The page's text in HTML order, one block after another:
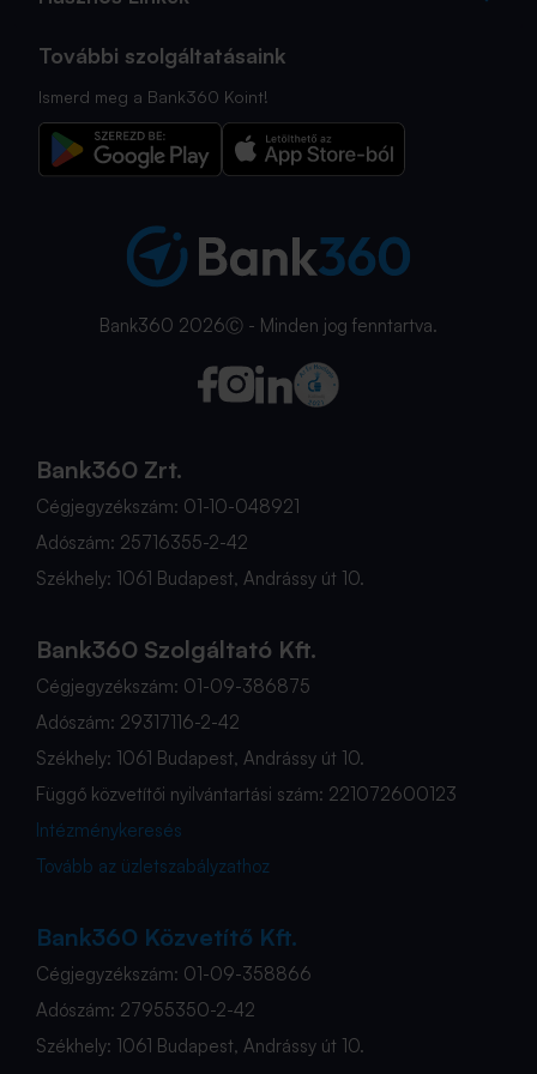
További szolgáltatásaink
Ismerd meg a Bank360 Koint!
Bank360 2026Ⓒ - Minden jog fenntartva.
Bank360 Zrt.
Cégjegyzékszám: 01-10-048921
Adószám: 25716355-2-42
Székhely: 1061 Budapest, Andrássy út 10.
Bank360 Szolgáltató Kft.
Cégjegyzékszám: 01-09-386875
Adószám: 29317116-2-42
Székhely: 1061 Budapest, Andrássy út 10.
Függő közvetítői nyilvántartási szám: 221072600123
Intézménykeresés
Tovább az üzletszabályzathoz
Bank360 Közvetítő Kft.
Cégjegyzékszám: 01-09-358866
Adószám: 27955350-2-42
Székhely: 1061 Budapest, Andrássy út 10.